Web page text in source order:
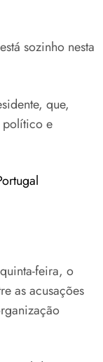
sozinho nesta
que,
político e
feira, o
as acusações